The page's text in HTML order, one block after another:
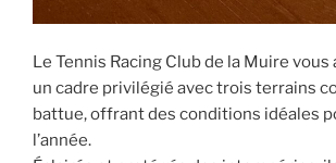
Le Tennis Racing Club de la Muire vous
un cadre privilégié avec trois terrains
battue, offrant des conditions idéales
l’année.